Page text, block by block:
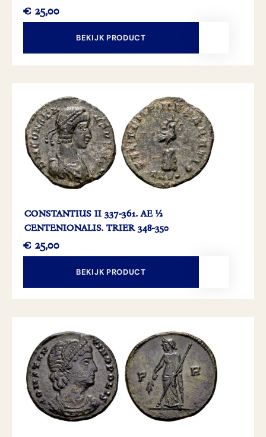
€ 25,00
BEKIJK PRODUCT
CONSTANTIUS II 337-361. AE ½
CENTENIONALIS. TRIER 348-350
€ 25,00
BEKIJK PRODUCT